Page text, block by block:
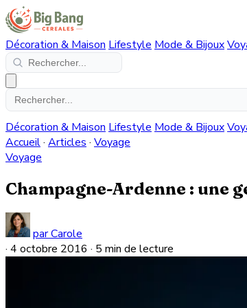
Décoration & Maison Lifestyle Mode & Bijoux
Décoration & Maison Lifestyle Mode & Bijoux
Accueil· Articles · Voyage
Voyage
Champagne-Ardenne : une
par Carole
· 4 octobre 2016 · 5 min de lecture